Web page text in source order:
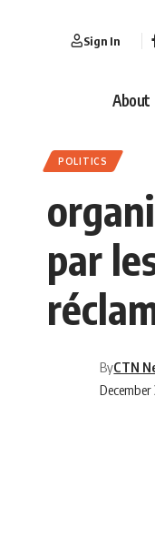
Sign In
About
POLITICS
par
December
ByCTN